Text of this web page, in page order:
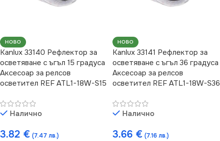
НОВО
Kanlux 33140 Рефлектор за
осветяване с ъгъл 15 градуса
Аксесоар за релсов
осветител REF ATL1-18W-S15
Налично
3.82 € (7.47 лв.)
НОВО
Kanlux 33141 Рефлектор за
осветяване с ъгъл 36 градуса
Аксесоар за релсов
осветител REF ATL1-18W-S36
Налично
3.66 € (7.16 лв.)